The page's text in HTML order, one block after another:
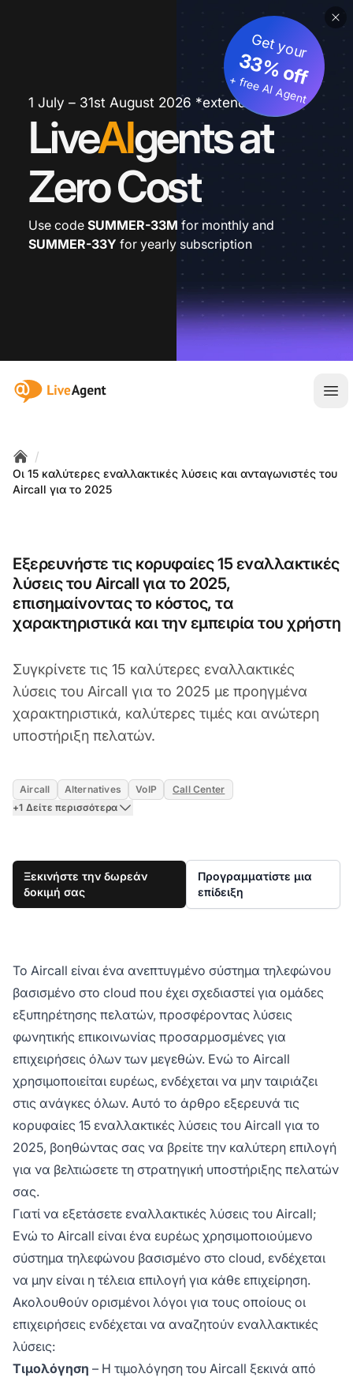
1 July – 31st August 2026 *extended
LiveAIgents at
Zero Cost
Get your
33% off
+ free AI Agent
Use code SUMMER-33M for monthly and
SUMMER-33Y for yearly subscription
:site.title
Home
/
Οι 15 καλύτερες εναλλακτικές λύσεις και ανταγωνιστές του
Aircall για το 2025
Εξερευνήστε τις κορυφαίες 15 εναλλακτικές
λύσεις του Aircall για το 2025,
επισημαίνοντας το κόστος, τα
χαρακτηριστικά και την εμπειρία του χρήστη
Συγκρίνετε τις 15 καλύτερες εναλλακτικές
λύσεις του Aircall για το 2025 με προηγμένα
χαρακτηριστικά, καλύτερες τιμές και ανώτερη
υποστήριξη πελατών.
Aircall Alternatives VoIP
Call Center
+1 Δείτε περισσότερα
Ξεκινήστε την δωρεάν
δοκιμή σας
Προγραμματίστε μια
επίδειξη
Το Aircall είναι ένα ανεπτυγμένο σύστημα τηλεφώνου
βασισμένο στο cloud που έχει σχεδιαστεί για ομάδες
εξυπηρέτησης πελατών, προσφέροντας λύσεις
φωνητικής επικοινωνίας προσαρμοσμένες για
επιχειρήσεις όλων των μεγεθών. Ενώ το Aircall
χρησιμοποιείται ευρέως, ενδέχεται να μην ταιριάζει
στις ανάγκες όλων. Αυτό το άρθρο εξερευνά τις
κορυφαίες 15 εναλλακτικές λύσεις του Aircall για το
2025, βοηθώντας σας να βρείτε την καλύτερη επιλογή
για να βελτιώσετε τη στρατηγική υποστήριξης πελατών
σας.
Γιατί να εξετάσετε εναλλακτικές λύσεις του Aircall;
Ενώ το Aircall είναι ένα ευρέως χρησιμοποιούμενο
σύστημα τηλεφώνου βασισμένο στο cloud, ενδέχεται
να μην είναι η τέλεια επιλογή για κάθε επιχείρηση.
Ακολουθούν ορισμένοι λόγοι για τους οποίους οι
επιχειρήσεις ενδέχεται να αναζητούν εναλλακτικές
λύσεις:
Τιμολόγηση – Η τιμολόγηση του Aircall ξεκινά από